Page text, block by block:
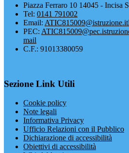
Piazza Ferraro 10 14045 - Incisa
Tel: 0141 791002
Email: ATIC815009@istruzione.it
PEC:
mail
C.F.: 91013380059
Sezione Link Utili
Cookie policy
Note legali
Informativa Privacy
Ufficio Relazioni con il Pubblico
Dichiarazione di accessibilità
Obiettivi di accessibilità